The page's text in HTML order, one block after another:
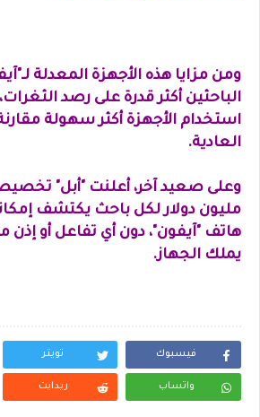
ومن مزايا هذه الأجهزة المعدلة
الباحثين أكثر قدرة على رصد
استخدام الأجهزة أكثر سهولة
العادية.
وعلى صعيد آخر، أعلنت "أبل"
مليون دولار لكل باحث يكتشف
هاتف "آيفون"، دون أي تفاعل أو
يملك الجهاز.
فيسبوك تويتر
واتساب ريدايت